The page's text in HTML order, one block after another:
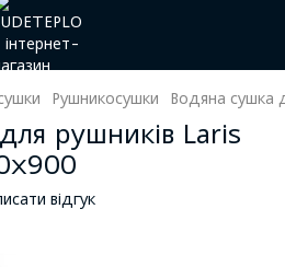
Рушникосушки Водяна сушка
рушників Laris
відгук